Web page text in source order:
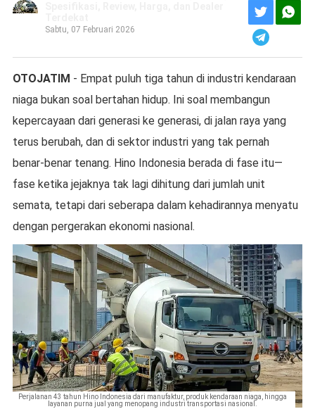
Sabtu, 07 Februari 2026
OTOJATIM - Empat puluh tiga tahun di industri kendaraan
niaga bukan soal bertahan hidup. Ini soal membangun
kepercayaan dari generasi ke generasi, di jalan raya yang
terus berubah, dan di sektor industri yang tak pernah
benar-benar tenang. Hino Indonesia berada di fase itu—
fase ketika jejaknya tak lagi dihitung dari jumlah unit
semata, tetapi dari seberapa dalam kehadirannya menyatu
dengan pergerakan ekonomi nasional.
Perjalanan 43 tahun Hino Indonesia dari manufaktur, produk kendaraan niaga, hingga
layanan purna jual yang menopang industri transportasi nasional.